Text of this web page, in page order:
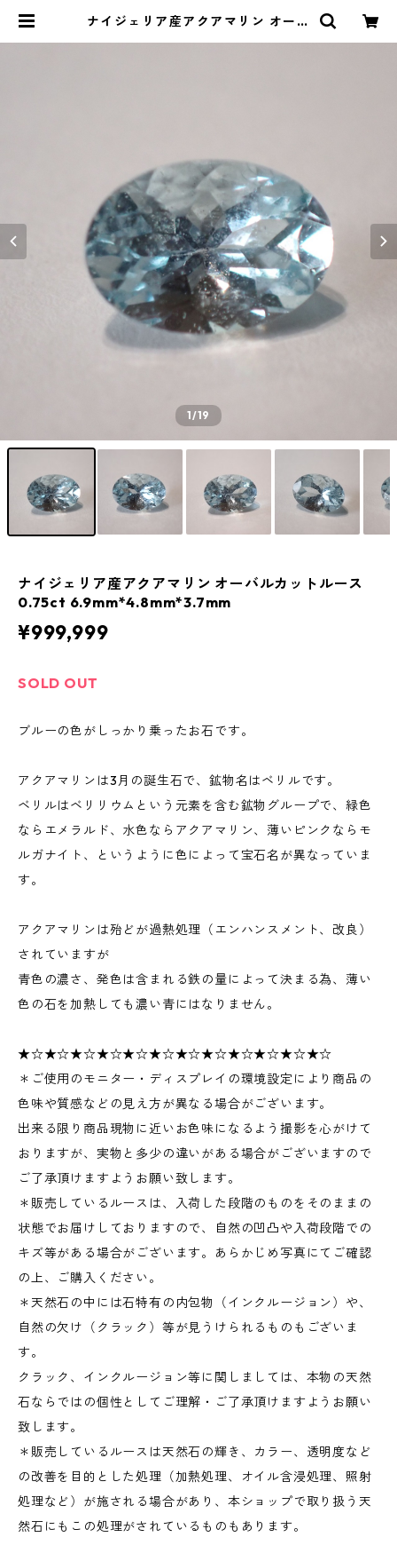
ナイジェリア産アクアマリン オーバ
1/19
ナイジェリア産アクアマリン オーバルカットルース
0.75ct 6.9mm*4.8mm*3.7mm
¥999,999
SOLD OUT
ブルーの色がしっかり乗ったお石です。
アクアマリンは3月の誕生石で、鉱物名はベリルです。
ベリルはベリリウムという元素を含む鉱物グループで、緑色
ならエメラルド、水色ならアクアマリン、薄いピンクならモ
ルガナイト、というように色によって宝石名が異なっていま
す。
アクアマリンは殆どが過熱処理（エンハンスメント、改良）
されていますが
青色の濃さ、発色は含まれる鉄の量によって決まる為、薄い
色の石を加熱しても濃い青にはなりません。
★☆★☆★☆★☆★☆★☆★☆★☆★☆★☆★☆★☆
＊ご使用のモニター・ディスプレイの環境設定により商品の
色味や質感などの見え方が異なる場合がございます。
出来る限り商品現物に近いお色味になるよう撮影を心がけて
おりますが、実物と多少の違いがある場合がございますので
ご了承頂けますようお願い致します。
＊販売しているルースは、入荷した段階のものをそのままの
状態でお届けしておりますので、自然の凹凸や入荷段階での
キズ等がある場合がございます。あらかじめ写真にてご確認
の上、ご購入ください。
＊天然石の中には石特有の内包物（インクルージョン）や、
自然の欠け（クラック）等が見うけられるものもございま
す。
クラック、インクルージョン等に関しましては、本物の天然
石ならではの個性としてご理解・ご了承頂けますようお願い
致します。
＊販売しているルースは天然石の輝き、カラー、透明度など
の改善を目的とした処理（加熱処理、オイル含浸処理、照射
処理など）が施される場合があり、本ショップで取り扱う天
然石にもこの処理がされているものもあります。